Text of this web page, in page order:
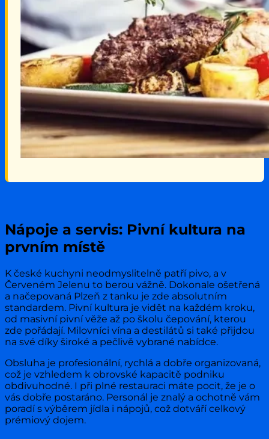
Nápoje a servis: Pivní kultura na
prvním místě
K české kuchyni neodmyslitelně patří pivo, a v
Červeném Jelenu to berou vážně. Dokonale ošetřená
a načepovaná Plzeň z tanku je zde absolutním
standardem. Pivní kultura je vidět na každém kroku,
od masivní pivní věže až po školu čepování, kterou
zde pořádají. Milovníci vína a destilátů si také přijdou
na své díky široké a pečlivě vybrané nabídce.
Obsluha je profesionální, rychlá a dobře organizovaná,
což je vzhledem k obrovské kapacitě podniku
obdivuhodné. I při plné restauraci máte pocit, že je o
vás dobře postaráno. Personál je znalý a ochotně vám
poradí s výběrem jídla i nápojů, což dotváří celkový
prémiový dojem.